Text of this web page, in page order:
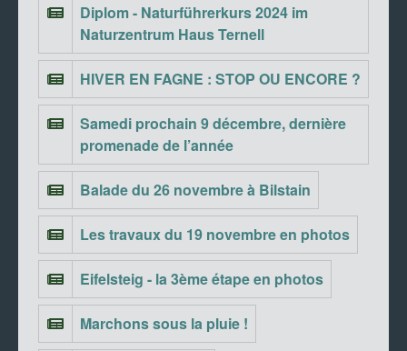
Diplom - Naturführerkurs 2024 im
Naturzentrum Haus Ternell
HIVER EN FAGNE : STOP OU ENCORE ?
Samedi prochain 9 décembre, dernière
promenade de l’année
Balade du 26 novembre à Bilstain
Les travaux du 19 novembre en photos
Eifelsteig - la 3ème étape en photos
Marchons sous la pluie !